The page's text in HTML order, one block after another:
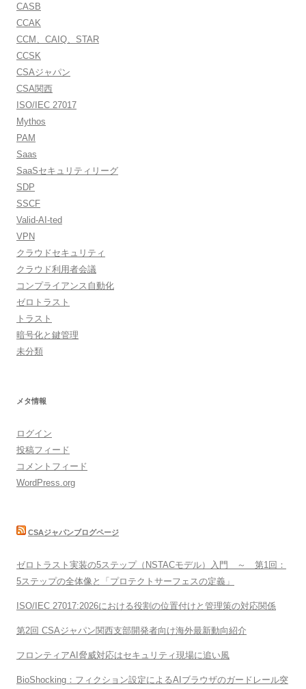
CASB
CCAK
CCM、CAIQ、STAR
CCSK
CSAジャパン
CSA関西
ISO/IEC 27017
Mythos
PAM
Saas
SaaSセキュリティリーグ
SDP
SSCF
Valid-AI-ted
VPN
クラウドセキュリティ
クラウド利用者会議
コンプライアンス自動化
ゼロトラスト
トラスト
暗号化と鍵管理
未分類
メタ情報
ログイン
投稿フィード
コメントフィード
WordPress.org
CSAジャパンブログページ
ゼロトラスト実装の5ステップ（NSTACモデル）入門 ～ 第1回：
5ステップの全体像と「プロテクトサーフェスの定義」
ISO/IEC 27017:2026における役割の位置付けと管理策の対応関係
第2回 CSAジャパン関西支部開発者向け海外最新動向紹介
フロンティアAI脅威対応はセキュリティ現場に追い風
BioShocking：フィクション設定によるAIブラウザのガードレール突